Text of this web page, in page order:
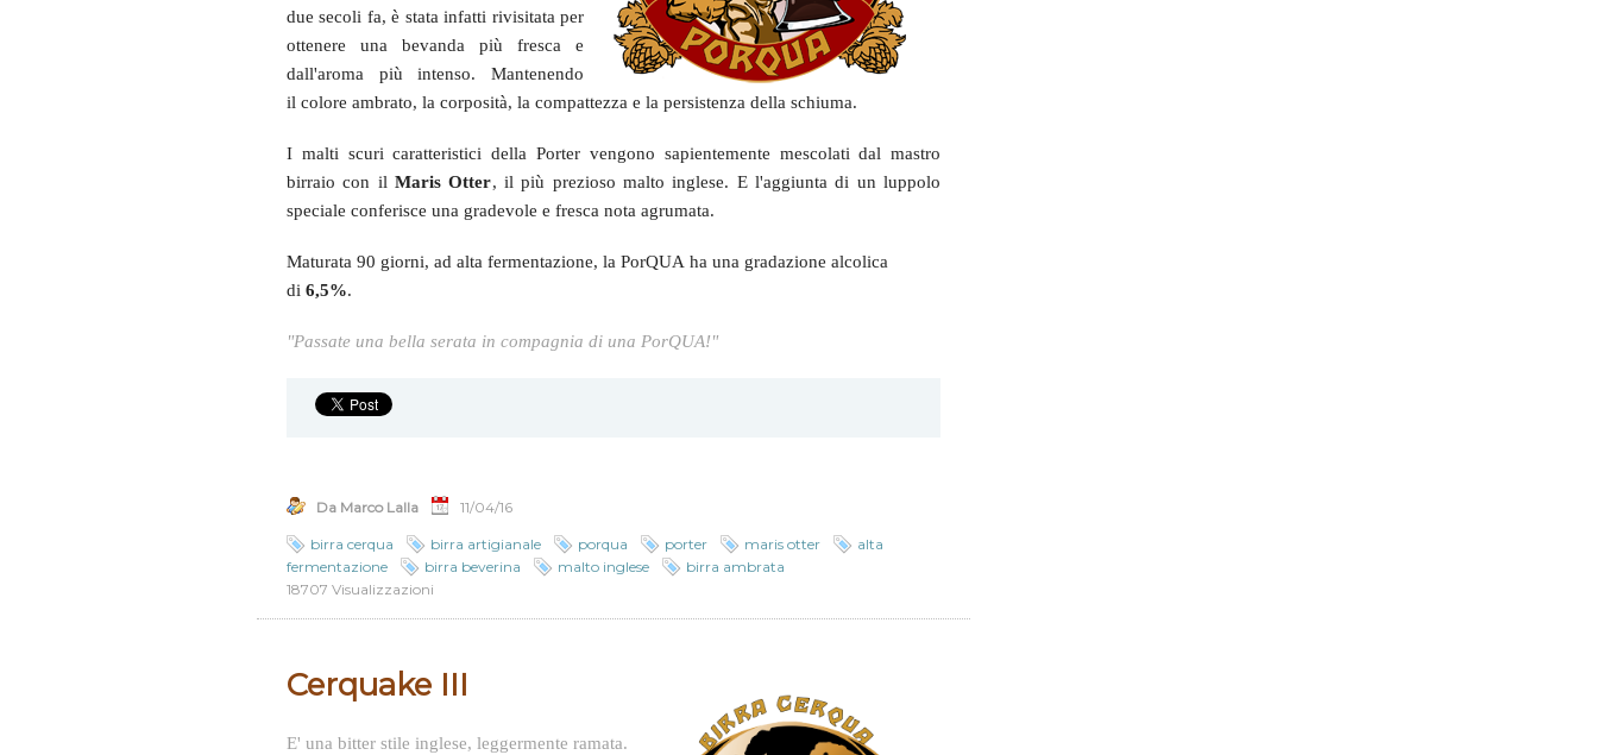
due secoli fa, è stata infatti rivisitata per
ottenere una bevanda più fresca e
dall'aroma più intenso. Mantenendo
il colore ambrato, la corposità, la compattezza e la persistenza della schiuma.
I malti scuri caratteristici della Porter vengono sapientemente mescolati dal mastro
birraio con ilMaris Otter, il più prezioso malto inglese. E l'aggiunta di un luppolo
speciale conferisce una gradevole e fresca nota agrumata.
Maturata 90 giorni, ad alta fermentazione, la PorQUA ha una gradazione alcolica
di 6,5%.
"Passate una bella serata in compagnia di una PorQUA!"
Da Marco Lalla 11/04/16
birra cerqua birra artigianale porqua porter maris otter
alta
fermentazione
birra beverina malto inglese
birra ambrata
18707 Visualizzazioni
Cerquake III
E' una bitter stile inglese, leggermente ramata.